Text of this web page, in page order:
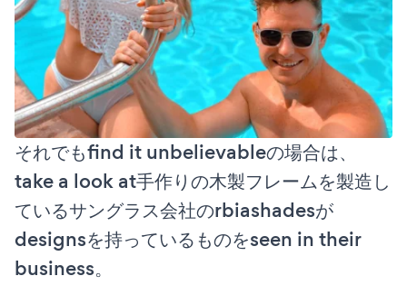
それでもfind it unbelievableの場合は、
take a look at手作りの木製フレームを製造し
ているサングラス会社のrbiashadesが
designsを持っているものをseen in their
business。